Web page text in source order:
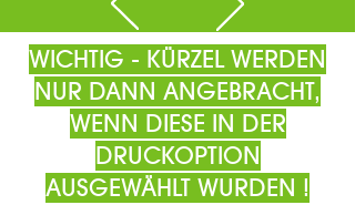
WICHTIG - KÜRZEL WERDEN
NUR DANN ANGEBRACHT,
WENN DIESE IN DER
DRUCKOPTION
AUSGEWÄHLT WURDEN !